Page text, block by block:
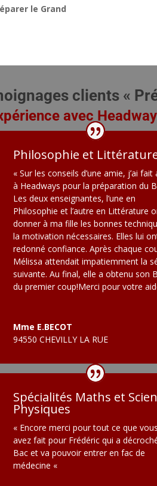
le Grand
clients «
avec
Philosophie et
« Sur les conseils d’une amie, j’ai fait
à Headways pour la préparation du
Les deux enseignantes, l’une en
Philosophie et l’autre en Littérature
donner à ma fille les bonnes
la motivation nécessaires. Elles lui
redonné confiance. Après chaque
Mélissa attendait impatiemment la
suivante. Au final, elle a obtenu son
du premier coup!Merci pour votre
Mme E.BECOT
94550 CHEVILLY LA RUE
Spécialités Maths et
Physiques
« Encore merci pour tout ce que vous
avez fait pour Frédéric qui a
Bac et va pouvoir entrer en fac de
médecine «